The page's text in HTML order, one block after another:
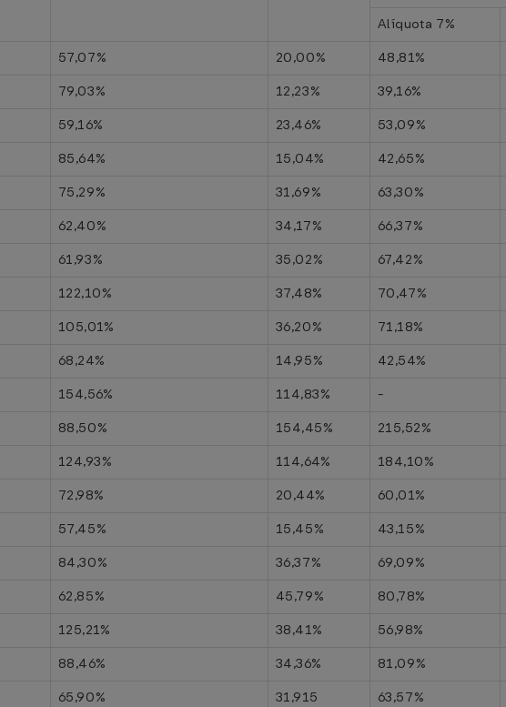
Alíquota 7%
57,07% 20,00% 48,81%
79,03% 12,23% 39,16%
59,16% 23,46% 53,09%
85,64% 15,04% 42,65%
75,29% 31,69% 63,30%
62,40% 34,17% 66,37%
61,93% 35,02% 67,42%
122,10% 37,48% 70,47%
105,01% 36,20% 71,18%
68,24% 14,95% 42,54%
154,56% 114,83% -
88,50% 154,45% 215,52%
124,93% 114,64% 184,10%
72,98% 20,44% 60,01%
57,45% 15,45% 43,15%
84,30% 36,37% 69,09%
62,85% 45,79% 80,78%
125,21% 38,41% 56,98%
88,46% 34,36% 81,09%
65,90% 31,915 63,57%